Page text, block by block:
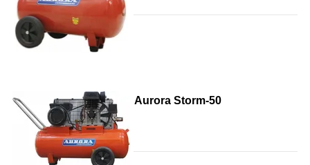
Aurora Storm-50